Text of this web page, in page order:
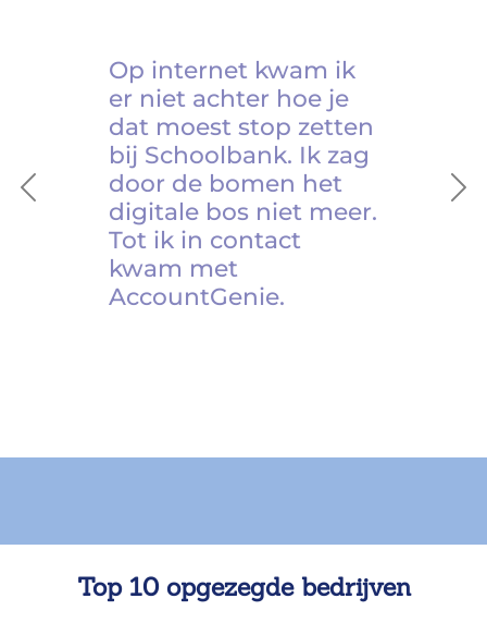
Previous
Op internet kwam ik
er niet achter hoe je
dat moest stop zetten
bij Schoolbank. Ik zag
door de bomen het
digitale bos niet meer.
Tot ik in contact
kwam met
AccountGenie.
Top 10 opgezegde bedrijven